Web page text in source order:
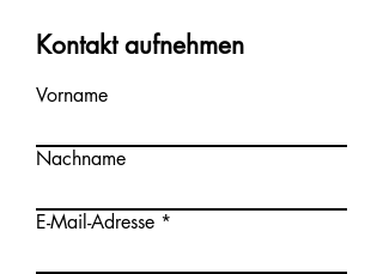
Kontakt aufnehmen
Vorname
Nachname
E-Mail-Adresse